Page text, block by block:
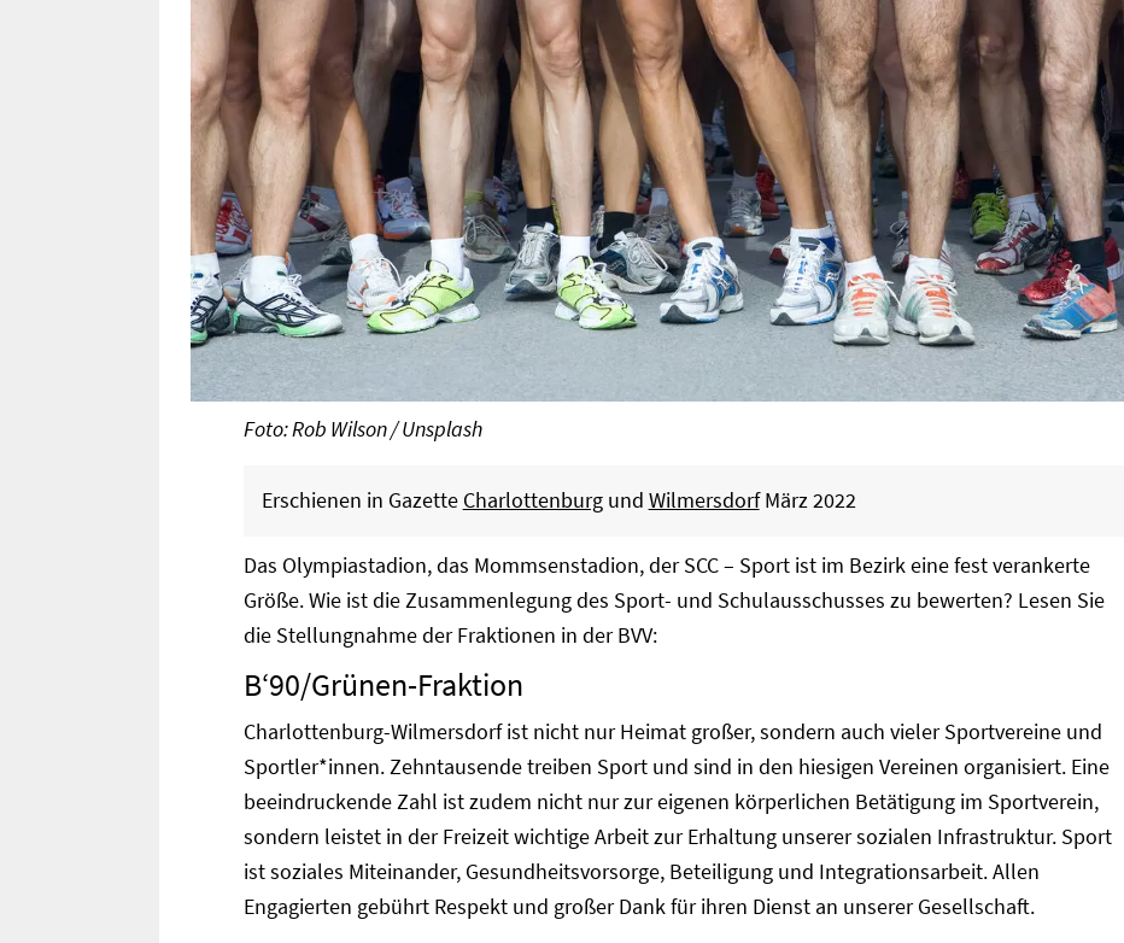
Foto: Rob Wilson / Unsplash
Erschienen in Gazette Charlottenburgund WilmersdorfMärz 2022
Das Olympiastadion, das Mommsenstadion, der SCC – Sport ist im Bezirk eine fest verankerte
Größe. Wie ist die Zusammenlegung des Sport- und Schulausschusses zu bewerten? Lesen Sie
die Stellungnahme der Fraktionen in der BVV:
B‘90/Grünen-Fraktion
Charlottenburg-Wilmersdorf ist nicht nur Heimat großer, sondern auch vieler Sportvereine und
Sportler*innen. Zehntausende treiben Sport und sind in den hiesigen Vereinen organisiert. Eine
beeindruckende Zahl ist zudem nicht nur zur eigenen körperlichen Betätigung im Sportverein,
sondern leistet in der Freizeit wichtige Arbeit zur Erhaltung unserer sozialen Infrastruktur. Sport
ist soziales Miteinander, Gesundheitsvorsorge, Beteiligung und Integrationsarbeit. Allen
Engagierten gebührt Respekt und großer Dank für ihren Dienst an unserer Gesellschaft.